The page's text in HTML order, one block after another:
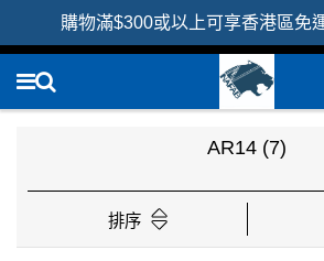
購物滿$300或以上可享香港區
AR14 (7)
排序